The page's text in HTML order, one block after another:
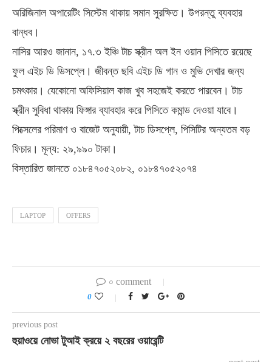
অরিজিনাল অপারেটিং সিস্টেম থাকায় সমান সুরক্ষিত। উপরন্তু ব্যবহার
বান্ধব।
নাসির আরও জানান, ১৭.৩ ইঞ্চি টাচ স্ক্রীন অল ইন ওয়ান পিসিতে রয়েছে
ফুল এইচ ডি ডিসপ্লে। জীবন্ত ছবি এইচ ডি গান ও মুভি দেখার জন্য
চমৎকার। যেকোনো অফিসিয়াল কাজ খুব সহজেই করতে পারবেন। টাচ
স্ক্রীন সুবিধা থাকায় ফিঙ্গার ব্যাবহার করে পিসিতে কমান্ড দেওয়া যাবে।
পিক্সেলের পরিমাণ ও বাজেট অনুযায়ী, টাচ ডিসপ্লে, পিসিটির অন্যতম বড়
ফিচার। মূল্য: ২৯,৯৯০ টাকা।
বিস্তারিত জানতে ০১৮৪৭০৫২০৮২, ০১৮৪৭০৫২০৭৪
LAPTOP OFFERS
০ comment
0
previous post
হুয়াওয়ে নোভা টুআই ক্রয়ে ২ বছরের ওয়ারেন্টি